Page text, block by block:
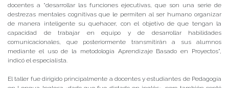
docentes a “desarrollar las funciones ejecutivas, que son una serie de
destrezas mentales cognitivas que le permiten al ser humano organizar
de manera inteligente su quehacer, con el objetivo de que tengan la
capacidad de trabajar en equipo y de desarrollar habilidades
comunicacionales, que posteriormente transmitirán a sus alumnos
mediante el uso de la metodología Aprendizaje Basado en Proyectos”,
indicó el especialista.
El taller fue dirigido principalmente a docentes y estudiantes de Pedagogía